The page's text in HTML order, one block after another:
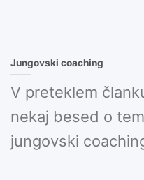
Jungovski coaching
V preteklem
nekaj besed o
jungovski